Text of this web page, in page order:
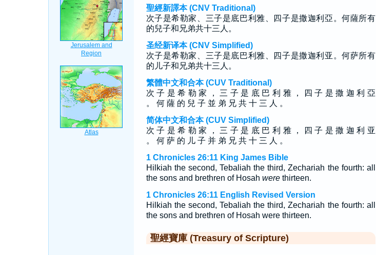
聖經新譯本 (CNV Traditional)
次子是希勒家、三子是底巴利雅、四子是撒迦利亞。何薩所有
的兒子和兄弟共十三人。
圣经新译本 (CNV Simplified)
次子是希勒家、三子是底巴利雅、四子是撒迦利亚。何萨所有
的儿子和兄弟共十三人。
繁體中文和合本 (CUV Traditional)
次 子 是 希 勒 家 ， 三 子 是 底 巴 利 雅 ， 四 子 是 撒 迦 利 亞
。 何 薩 的 兒 子 並 弟 兄 共 十 三 人 。
简体中文和合本 (CUV Simplified)
次 子 是 希 勒 家 ， 三 子 是 底 巴 利 雅 ， 四 子 是 撒 迦 利 亚
。 何 萨 的 儿 子 并 弟 兄 共 十 三 人 。
1 Chronicles 26:11 King James Bible
Hilkiah the second, Tebaliah the third, Zechariah the fourth: all
the sons and brethren of Hosah werethirteen.
1 Chronicles 26:11 English Revised Version
Hilkiah the second, Tebaliah the third, Zechariah the fourth: all
the sons and brethren of Hosah were thirteen.
聖經寶庫 (Treasury of Scripture)